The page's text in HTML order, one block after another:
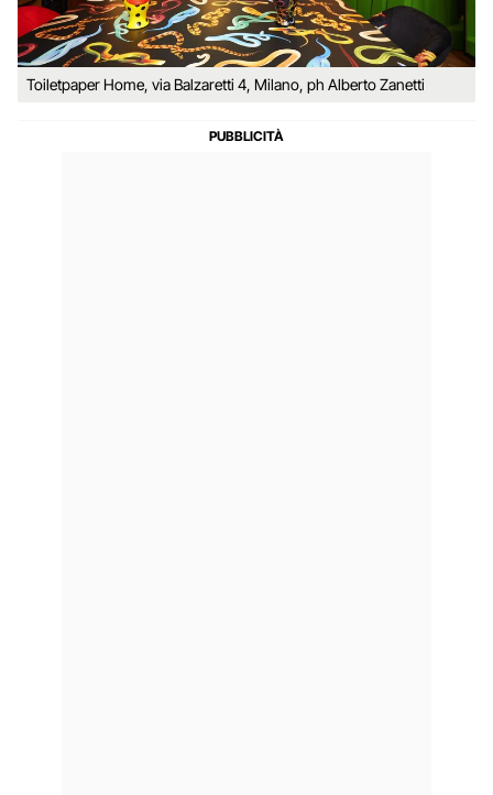
Toiletpaper Home, via Balzaretti 4, Milano, ph Alberto Zanetti